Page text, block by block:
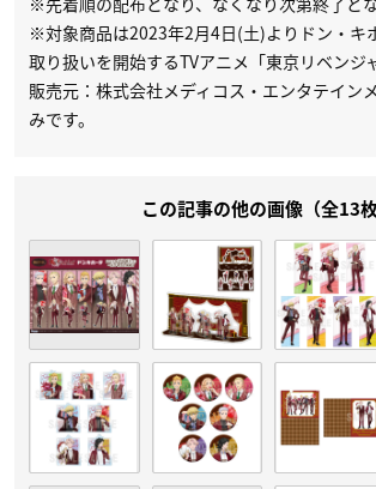
※対象商品は2023年2月4日(土)よりドン・キ
取り扱いを開始するTVアニメ「東京リベンジ
販売元：株式会社メディコス・エンタテイン
みです。
この記事の他の画像（全13枚